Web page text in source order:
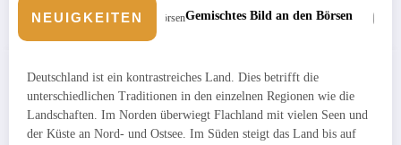
NEUIGKEITEN
Gemischtes Bild an den Börsen Unvergessliche
Deutschland ist ein kontrastreiches Land. Dies betrifft die
unterschiedlichen Traditionen in den einzelnen Regionen wie die
Landschaften. Im Norden überwiegt Flachland mit vielen Seen und
der Küste an Nord- und Ostsee. Im Süden steigt das Land bis auf